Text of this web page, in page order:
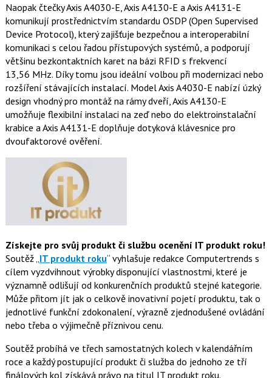
Naopak čtečky Axis A4030-E, Axis A4130-E a Axis A4131-E
komunikují prostřednictvím standardu OSDP (Open Supervised
Device Protocol), který zajišťuje bezpečnou a interoperabilní
komunikaci s celou řadou přístupových systémů, a podporují
většinu bezkontaktních karet na bázi RFID s frekvencí
13,56 MHz. Díky tomu jsou ideální volbou při modernizaci nebo
rozšíření stávajících instalací. Model Axis A4030-E nabízí úzký
design vhodný pro montáž na rámy dveří, Axis A4130-E
umožňuje flexibilní instalaci na zeď nebo do elektroinstalační
krabice a Axis A4131-E doplňuje dotyková klávesnice pro
dvoufaktorové ověření.
Získejte pro svůj produkt či službu ocenění IT produkt roku!
Soutěž „ IT produkt roku“ vyhlašuje redakce Computertrends s
cílem vyzdvihnout výrobky disponující vlastnostmi, které je
významně odlišují od konkurenčních produktů stejné kategorie.
Může přitom jít jak o celkově inovativní pojetí produktu, tak o
jednotlivé funkční zdokonalení, výrazně zjednodušené ovládání
nebo třeba o výjimečně příznivou cenu.
Soutěž probíhá ve třech samostatných kolech v kalendářním
roce a každý postupující produkt či služba do jednoho ze tří
finálových kol získává právo na titul IT produkt roku.